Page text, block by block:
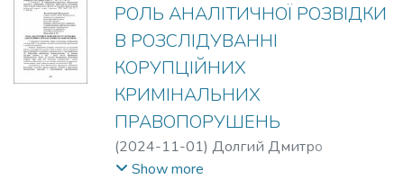
РОЛЬ АНАЛІТИЧНОЇ РОЗВІДКИ
В РОЗСЛІДУВАННІ
КОРУПЦІЙНИХ
КРИМІНАЛЬНИХ
ПРАВОПОРУШЕНЬ
(2024-11-01) Долгий Дмитро
Максимович;
Show more